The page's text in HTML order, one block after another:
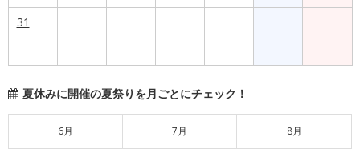
31
夏休みに開催の夏祭りを月ごとにチェック！
6月 7月 8月